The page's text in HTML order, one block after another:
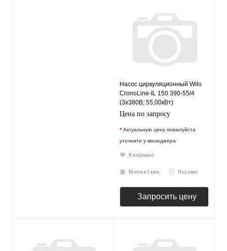
Насос циркуляционный Wilo
CronoLine-IL 150 390-55/4
(3х380В; 55,00кВт)
Цена по запросу
* Актуальную цену пожалуйста
уточните у менеджера
В избранное
Купить в 1 клик Под заказ
Запросить цену